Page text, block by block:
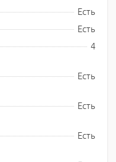
Есть
Есть
4
Есть
Есть
Есть